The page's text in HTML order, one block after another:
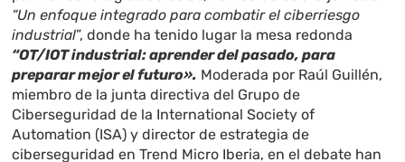
“Un enfoque integrado para combatir el ciberriesgo
industrial”, donde ha tenido lugar la mesa redonda
“OT/IOT industrial: aprender del pasado, para
preparar mejor el futuro». Moderada por Raúl Guillén,
miembro de la junta directiva del Grupo de
Ciberseguridad de la International Society of
Automation (ISA) y director de estrategia de
ciberseguridad en Trend Micro Iberia, en el debate han